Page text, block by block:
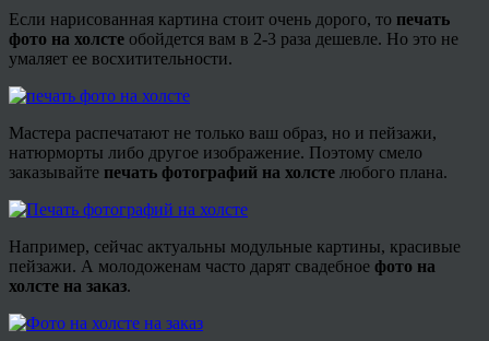
Если нарисованная картина стоит очень дорого, то печать
фото на холсте обойдется вам в 2-3 раза дешевле. Но это не
умаляет ее восхитительности.
Мастера распечатают не только ваш образ, но и пейзажи,
натюрморты либо другое изображение. Поэтому смело
заказывайте печать фотографий на холсте любого плана.
Например, сейчас актуальны модульные картины, красивые
пейзажи. А молодоженам часто дарят свадебное фото на
холсте на заказ.